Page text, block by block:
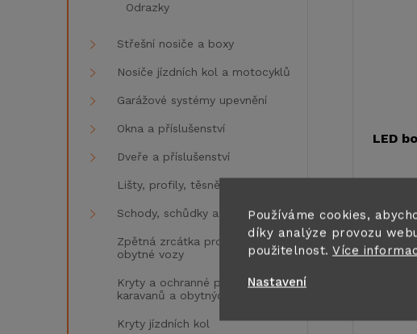
Používáme cookies,
díky analýze provozu
použitelnost. Více
Nastavení
Odrazky
Střešní nosiče a boxy
Nosiče jízdních kol a motocyklů
Garážové systémy upevnění
Okna a příslušenství
Dveře a příslušenství
Lišty, profily, těsnění
Schody, schůdky a žebříky
Zpětná zrcátka pro karavany a
obytné vozy
Kryty a ochranné plachty
karavanů a obytných vozidel
Kryty jízdních kol
u
k
ů
o
d
u
LED
Bodové